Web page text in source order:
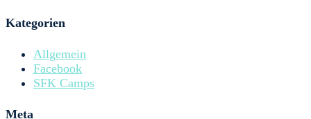
Kategorien
Allgemein
Facebook
SFK Camps
Meta